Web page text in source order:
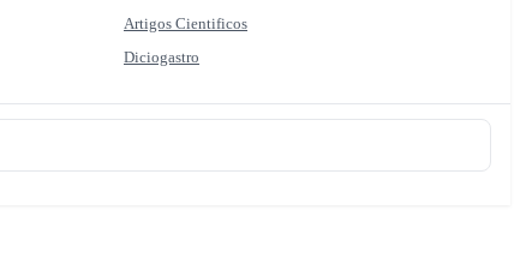
Artigos Cientificos
Diciogastro